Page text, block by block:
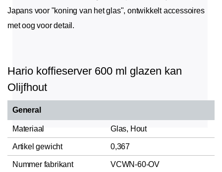
Japans voor "koning van het glas", ontwikkelt accessoires
met oog voor detail.
Hario koffieserver 600 ml glazen kan
Olijfhout
General
Materiaal Glas, Hout
Artikel gewicht 0,367
Nummer fabrikant VCWN-60-OV